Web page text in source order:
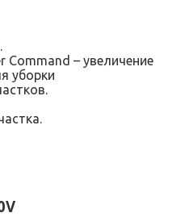
Command – увеличение
уборки